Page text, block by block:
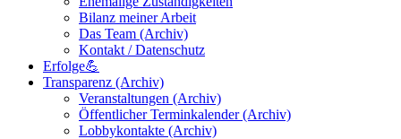
Bilanz meiner Arbeit
Das Team (Archiv)
Kontakt / Datenschutz
Erfolge💪
Transparenz (Archiv)
Veranstaltungen (Archiv)
Öffentlicher Terminkalender (Archiv)
Lobbykontakte (Archiv)